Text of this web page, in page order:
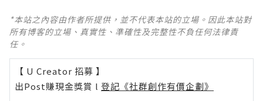
*本站之內容由作者所提供，並不代表本站的立場。因此本站對
所有博客的立場、真實性、準確性及完整性不負任何法律責
任。
【 U Creator 招募 】
出Post賺現金獎賞 l 登記《社群創作有價企劃》